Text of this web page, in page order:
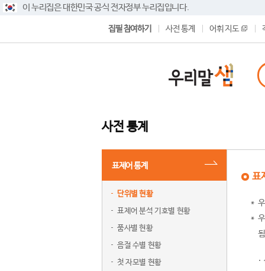
이 누리집은 대한민국 공식 전자정부 누리집입니다.
집필 참여하기 사전 통계 어휘 지도
사전 통계
표제어 통계
단위별 현황
표제어 분석 기호별 현황
품사별 현황
음절 수별 현황
첫 자모별 현황
표